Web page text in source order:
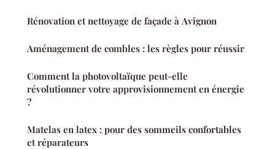
Rénovation et nettoyage de façade à Avignon
Aménagement de combles : les règles pour réussir
Comment la photovoltaïque peut-elle
révolutionner votre approvisionnement en énergie
?
Matelas en latex : pour des sommeils confortables
et réparateurs